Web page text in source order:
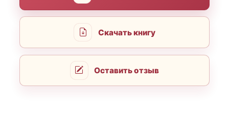
Скачать книгу
Оставить отзыв